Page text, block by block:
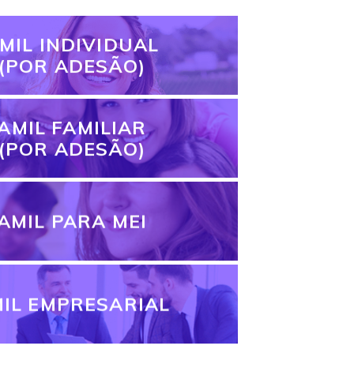
INDIVIDUAL
ADESÃO)
FAMILIAR
ADESÃO)
PARA MEI
EMPRESARIAL